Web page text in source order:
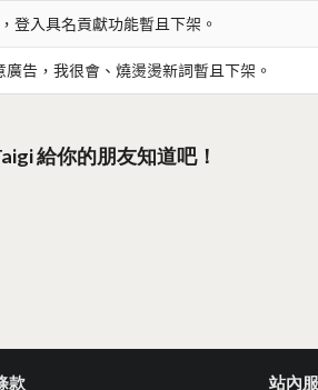
登入具名貢獻功能暫且下架。
告，我很會、燒燙燙新詞暫且下架。
給你的朋友知道吧！
款 站內